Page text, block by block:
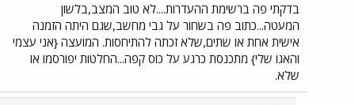
בדקתי פה ברשימת ההעדרות....לא טוב המצב,בלשון
המעטה...כתוב פה בשחור על גבי מחשב,שגם היתה הזמנה
אישית אחת או שתים,שלא זכתה להתיחסות. המועצה {אני עצמי
והאגו שלי} מתכנסת כרגע על כוס קפה...החלטות יפורסמו או
שלא.